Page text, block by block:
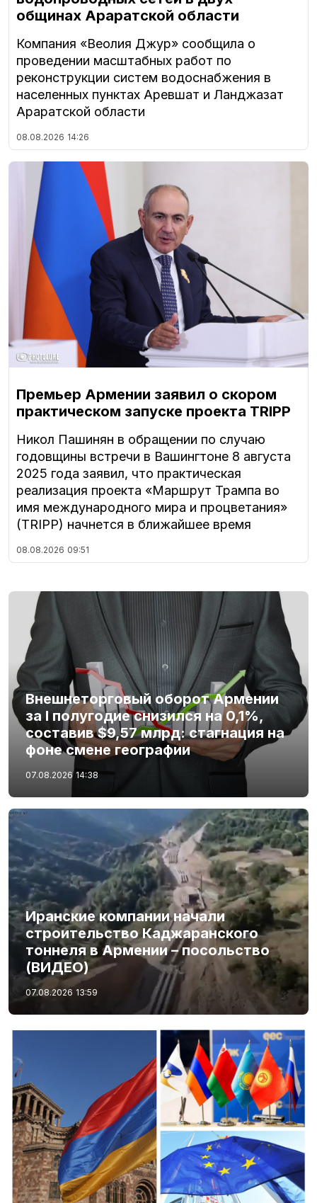
общинах Араратской области
Компания «Веолия Джур» сообщила о
проведении масштабных работ по
реконструкции систем водоснабжения в
населенных пунктах Аревшат и Ланджазат
Араратской области
08.08.2026 14:26
Премьер Армении заявил о скором
практическом запуске проекта TRIPP
Никол Пашинян в обращении по случаю
годовщины встречи в Вашингтоне 8 августа
2025 года заявил, что практическая
реализация проекта «Маршрут Трампа во
имя международного мира и процветания»
(TRIPP) начнется в ближайшее время
08.08.2026 09:51
Внешнеторговый оборот Армении
за I полугодие снизился на 0,1%,
составив $9,57 млрд: стагнация на
фоне смене географии
07.08.2026 14:38
Иранские компании начали
строительство Каджаранского
тоннеля в Армении – посольство
(ВИДЕО)
07.08.2026 13:59